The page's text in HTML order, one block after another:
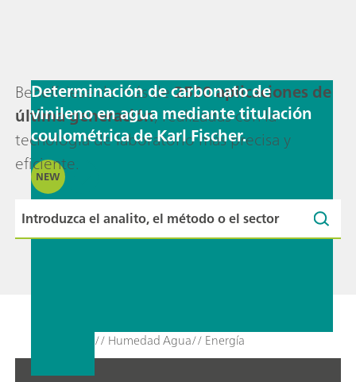
Benefíciese de más de2500 aplicaciones de
última generación, realizadas con la
tecnología de laboratorio más precisa y
eficiente.
Determinación de carbonato de
vinileno en agua mediante titulación
coulométrica de Karl Fischer.
NEW
// Humedad Agua// Energía